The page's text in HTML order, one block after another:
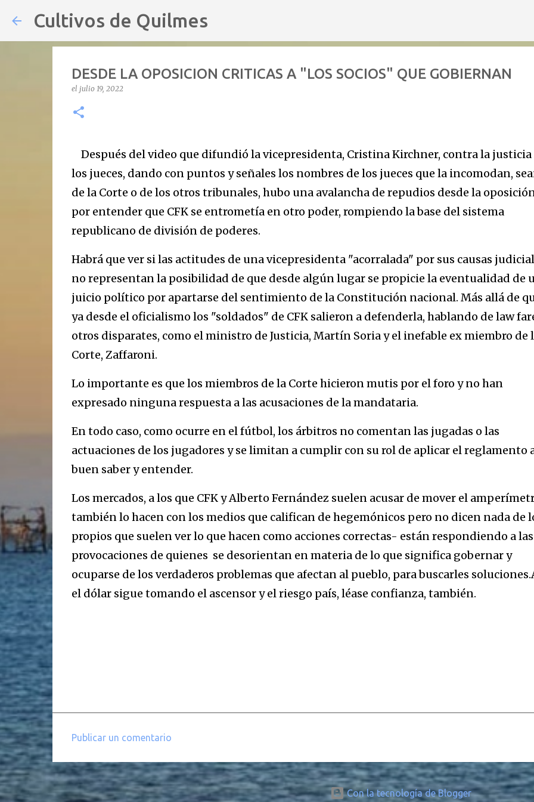
Cultivos de Quilmes
DESDE LA OPOSICION CRITICAS A "LOS SOCIOS" QUE GOBIERNAN
el julio 19, 2022
Después del video que difundió la vicepresidenta, Cristina Kirchner, contra la justicia
los jueces, dando con puntos y señales los nombres de los jueces que la incomodan,
de la Corte o de los otros tribunales, hubo una avalancha de repudios desde la
por entender que CFK se entrometía en otro poder, rompiendo la base del sistema
republicano de división de poderes.
Habrá que ver si las actitudes de una vicepresidenta "acorralada" por sus causas
no representan la posibilidad de que desde algún lugar se propicie la eventualidad de
juicio político por apartarse del sentimiento de la Constitución nacional. Más allá de
ya desde el oficialismo los "soldados" de CFK salieron a defenderla, hablando de law
otros disparates, como el ministro de Justicia, Martín Soria y el inefable ex miembro de
Corte, Zaffaroni.
Lo importante es que los miembros de la Corte hicieron mutis por el foro y no han
expresado ninguna respuesta a las acusaciones de la mandataria.
En todo caso, como ocurre en el fútbol, los árbitros no comentan las jugadas o las
actuaciones de los jugadores y se limitan a cumplir con su rol de aplicar el reglamento
buen saber y entender.
Los mercados, a los que CFK y Alberto Fernández suelen acusar de mover el
también lo hacen con los medios que califican de hegemónicos pero no dicen nada de
propios que suelen ver lo que hacen como acciones correctas- están respondiendo a las
provocaciones de quienes se desorientan en materia de lo que significa gobernar y
ocuparse de los verdaderos problemas que afectan al pueblo, para buscarles
el dólar sigue tomando el ascensor y el riesgo país, léase confianza, también.
o
m
Publicar un comentario
Con la tecnología de Blogger